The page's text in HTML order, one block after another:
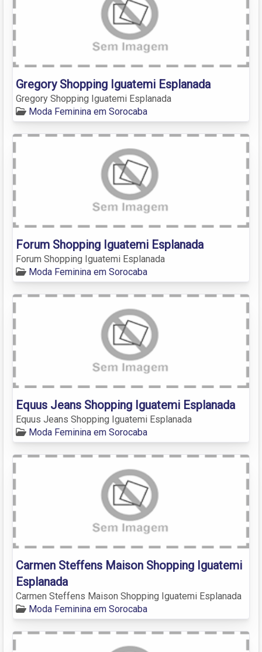
Gregory Shopping Iguatemi Esplanada
Gregory Shopping Iguatemi Esplanada
Moda Feminina em Sorocaba
Forum Shopping Iguatemi Esplanada
Forum Shopping Iguatemi Esplanada
Moda Feminina em Sorocaba
Equus Jeans Shopping Iguatemi Esplanada
Equus Jeans Shopping Iguatemi Esplanada
Moda Feminina em Sorocaba
Carmen Steffens Maison Shopping Iguatemi
Esplanada
Carmen Steffens Maison Shopping Iguatemi Esplanada
Moda Feminina em Sorocaba